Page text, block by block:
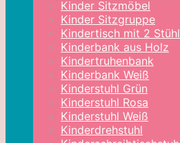
Kinder Sitzmöbel
Kinder Sitzgruppe
Kindertisch mit 2
Kinderbank aus Holz
Kindertruhenbank
Kinderbank Weiß
Kinderstuhl Grün
Kinderstuhl Rosa
Kinderstuhl Weiß
Kinderdrehstuhl